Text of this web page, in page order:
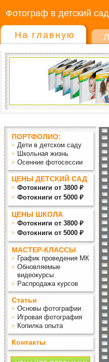
Фотограф в детский сад
На главную
ПОРТФОЛИО:
Дети в детском саду
Школьная жизнь
Осенние фотосессии
ЦЕНЫ ДЕТСКИЙ САД
Фотокниги от 3800 ₽
Фотокниги от 5000 ₽
ЦЕНЫ ШКОЛА
Фотокниги от 3800 ₽
Фотокниги от 5000 ₽
МАСТЕР-КЛАССЫ
График проведения МК
Обновляемые
видеокурсы
Распродажа курсов
Статьи
Основы фотографии
Игровая фотография
Копилка опыта
Контакты